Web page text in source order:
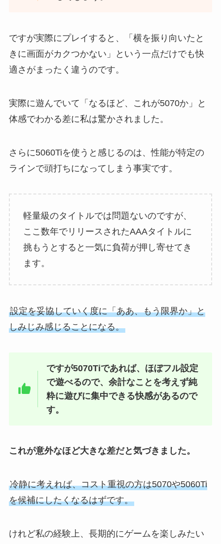
ですが実際にプレイすると、「横を振り向いたと
きに画面がカクつかない」という一点だけでも快
適さがまったく違うのです。
実際に遊んでいて「なるほど、これが5070か」と
体感でわかる差に私は驚かされました。
さらに5060Tiを使うと感じるのは、性能が特定の
ラインで頭打ちになってしまう事実です。
軽量級のタイトルでは問題ないのですが、
ここ数年でリリースされたAAAタイトルに
挑もうとすると一気に負荷が押し寄せてき
ます。
設定を妥協していく度に「ああ、もう限界か」と
しみじみ感じることになる。
ですが5070Tiであれば、ほぼフル設定
で遊べるので、余計なことを考えず純
粋に遊びに集中できる快感があるので
す。
これが意外なほど大きな差だと気づきました。
冷静に考えれば、コスト重視の方は5070や5060Ti
を候補にしたくなるはずです。
けれど私の経験上、長期的にゲームを楽しみたい